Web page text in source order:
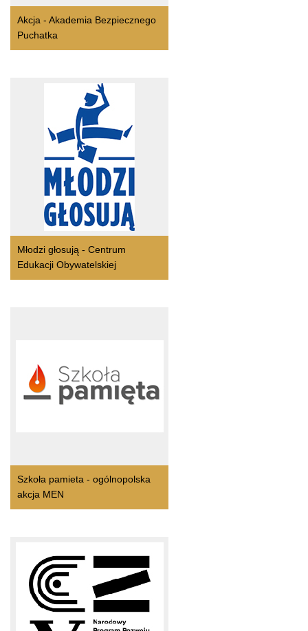
Akcja - Akademia Bezpiecznego
Puchatka
Młodzi głosują - Centrum
Edukacji Obywatelskiej
Szkoła pamieta - ogólnopolska
akcja MEN